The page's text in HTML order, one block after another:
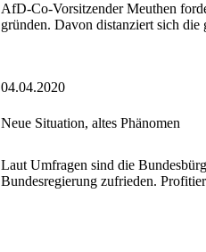
AfD-Co-Vorsitzender Meuthen
gründen. Davon distanziert sich die
04.04.2020
Neue Situation, altes Phänomen
Laut Umfragen sind die
Bundesregierung zufrieden.